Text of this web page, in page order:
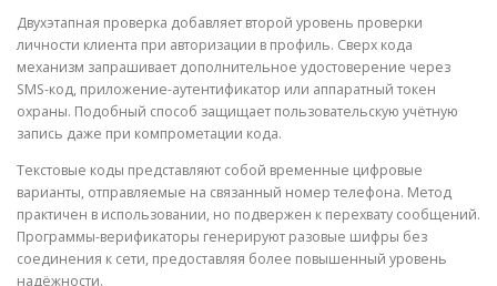
Двухэтапная проверка добавляет второй уровень проверки
личности клиента при авторизации в профиль. Сверх кода
механизм запрашивает дополнительное удостоверение через
SMS-код, приложение-аутентификатор или аппаратный токен
охраны. Подобный способ защищает пользовательскую учётную
запись даже при компрометации кода.
Текстовые коды представляют собой временные цифровые
варианты, отправляемые на связанный номер телефона. Метод
практичен в использовании, но подвержен к перехвату сообщений.
Программы-верификаторы генерируют разовые шифры без
соединения к сети, предоставляя более повышенный уровень
надёжности.